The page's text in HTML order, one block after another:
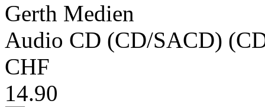
Gerth Medien
Audio CD (CD/SACD)
CHF
14.90